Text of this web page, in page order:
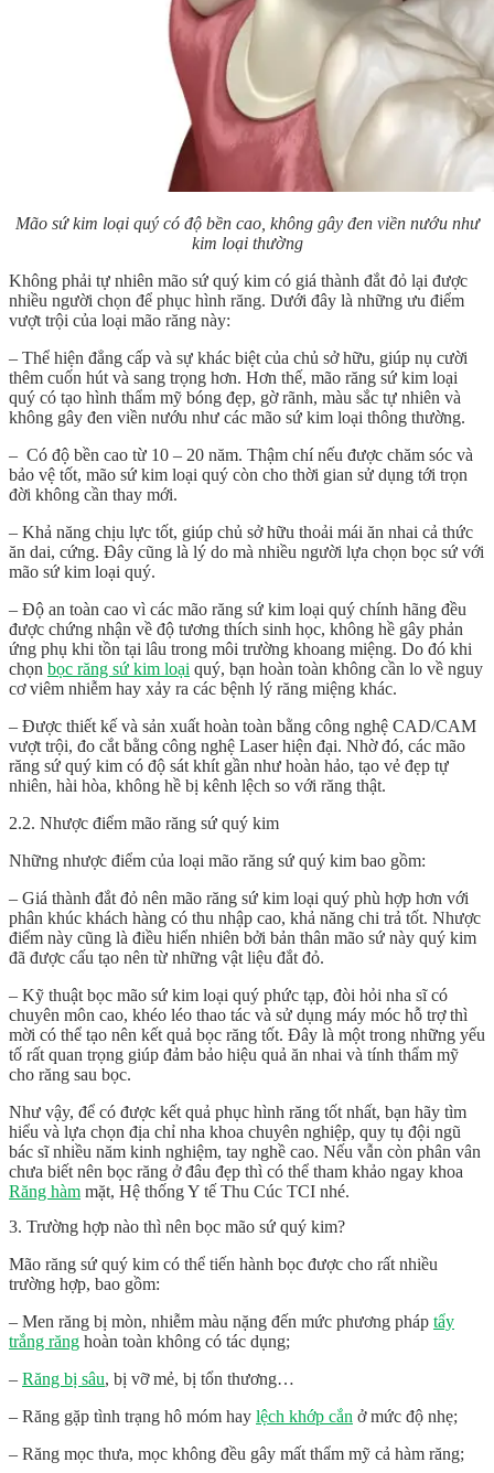
Mão sứ kim loại quý có độ bền cao, không gây đen viền nướu như
kim loại thường
Không phải tự nhiên mão sứ quý kim có giá thành đắt đỏ lại được
nhiều người chọn để phục hình răng. Dưới đây là những ưu điểm
vượt trội của loại mão răng này:
– Thể hiện đẳng cấp và sự khác biệt của chủ sở hữu, giúp nụ cười
thêm cuốn hút và sang trọng hơn. Hơn thế, mão răng sứ kim loại
quý có tạo hình thẩm mỹ bóng đẹp, gờ rãnh, màu sắc tự nhiên và
không gây đen viền nướu như các mão sứ kim loại thông thường.
– Có độ bền cao từ 10 – 20 năm. Thậm chí nếu được chăm sóc và
bảo vệ tốt, mão sứ kim loại quý còn cho thời gian sử dụng tới trọn
đời không cần thay mới.
– Khả năng chịu lực tốt, giúp chủ sở hữu thoải mái ăn nhai cả thức
ăn dai, cứng. Đây cũng là lý do mà nhiều người lựa chọn bọc sứ với
mão sứ kim loại quý.
– Độ an toàn cao vì các mão răng sứ kim loại quý chính hãng đều
được chứng nhận về độ tương thích sinh học, không hề gây phản
ứng phụ khi tồn tại lâu trong môi trường khoang miệng. Do đó khi
chọn bọc răng sứ kim loại quý, bạn hoàn toàn không cần lo về nguy
cơ viêm nhiễm hay xảy ra các bệnh lý răng miệng khác.
– Được thiết kế và sản xuất hoàn toàn bằng công nghệ CAD/CAM
vượt trội, đo cắt bằng công nghệ Laser hiện đại. Nhờ đó, các mão
răng sứ quý kim có độ sát khít gần như hoàn hảo, tạo vẻ đẹp tự
nhiên, hài hòa, không hề bị kênh lệch so với răng thật.
2.2. Nhược điểm mão răng sứ quý kim
Những nhược điểm của loại mão răng sứ quý kim bao gồm:
– Giá thành đắt đỏ nên mão răng sứ kim loại quý phù hợp hơn với
phân khúc khách hàng có thu nhập cao, khả năng chi trả tốt. Nhược
điểm này cũng là điều hiển nhiên bởi bản thân mão sứ này quý kim
đã được cấu tạo nên từ những vật liệu đắt đỏ.
– Kỹ thuật bọc mão sứ kim loại quý phức tạp, đòi hỏi nha sĩ có
chuyên môn cao, khéo léo thao tác và sử dụng máy móc hỗ trợ thì
mời có thể tạo nên kết quả bọc răng tốt. Đây là một trong những yếu
tố rất quan trọng giúp đảm bảo hiệu quả ăn nhai và tính thẩm mỹ
cho răng sau bọc.
Như vậy, để có được kết quả phục hình răng tốt nhất, bạn hãy tìm
hiểu và lựa chọn địa chỉ nha khoa chuyên nghiệp, quy tụ đội ngũ
bác sĩ nhiều năm kinh nghiệm, tay nghề cao. Nếu vẫn còn phân vân
chưa biết nên bọc răng ở đâu đẹp thì có thể tham khảo ngay khoa
Răng hàm mặt, Hệ thống Y tế Thu Cúc TCI nhé.
3. Trường hợp nào thì nên bọc mão sứ quý kim?
Mão răng sứ quý kim có thể tiến hành bọc được cho rất nhiều
trường hợp, bao gồm:
– Men răng bị mòn, nhiễm màu nặng đến mức phương pháp tẩy
trắng răng hoàn toàn không có tác dụng;
– Răng bị sâu, bị vỡ mẻ, bị tổn thương…
– Răng gặp tình trạng hô móm hay lệch khớp cắn ở mức độ nhẹ;
– Răng mọc thưa, mọc không đều gây mất thẩm mỹ cả hàm răng;